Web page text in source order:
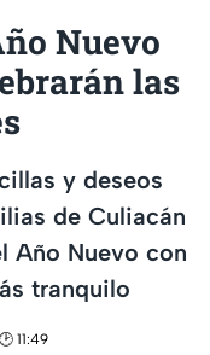
Nuevo
las
y deseos
de Culiacán
Año Nuevo con
tranquilo
11:49